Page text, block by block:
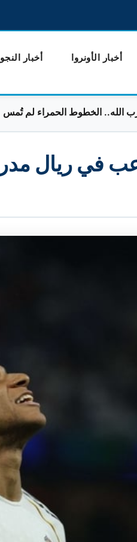
أخبار الأونروا أخبار
الخطوط الحمراء لم تُمس
في ريال